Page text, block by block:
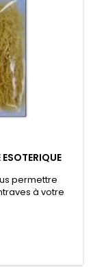
permettre
à votre
comme
Cette
viendra le plus
votre